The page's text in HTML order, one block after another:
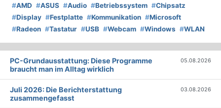
#AMD #ASUS #Audio #Betriebssystem #Chipsatz
#Display #Festplatte #Kommunikation #Microsoft
#Radeon #Tastatur #USB #Webcam #Windows #WLAN
PC-Grundausstattung: Diese Programme
braucht man im Alltag wirklich
05.08.2026
Juli 2026: Die Bericht­erstattung
zusammengefasst
03.08.2026